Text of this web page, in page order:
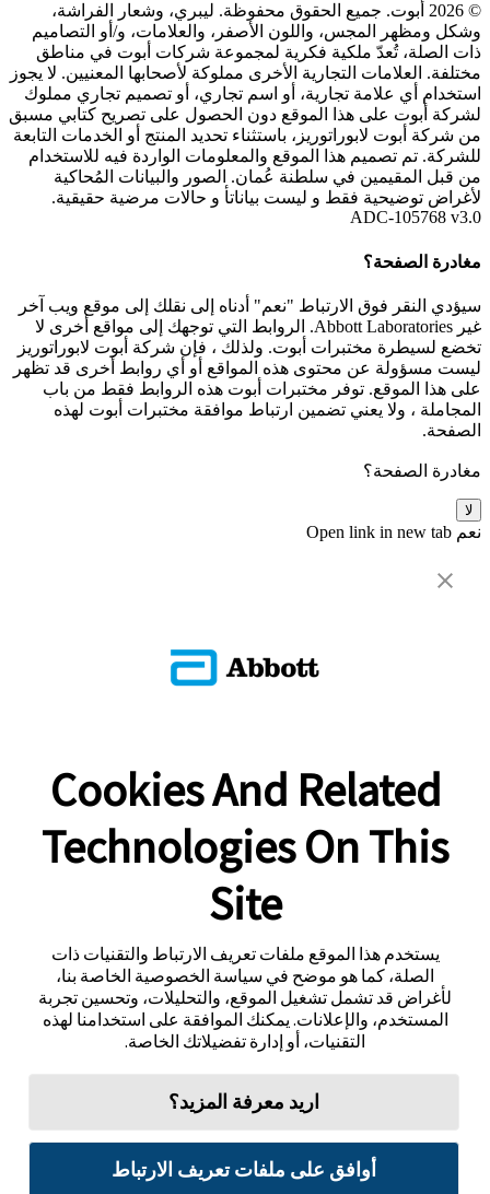
© 2026 أبوت. جميع الحقوق محفوظة. ليبري، وشعار الفراشة،
وشكل ومظهر المجس، واللون الأصفر، والعلامات، و/أو التصاميم
ذات الصلة، تُعدّ ملكية فكرية لمجموعة شركات أبوت في مناطق
مختلفة. العلامات التجارية الأخرى مملوكة لأصحابها المعنيين. لا يجوز
استخدام أي علامة تجارية، أو اسم تجاري، أو تصميم تجاري مملوك
لشركة أبوت على هذا الموقع دون الحصول على تصريح كتابي مسبق
من شركة أبوت لابوراتوريز، باستثناء تحديد المنتج أو الخدمات التابعة
للشركة. تم تصميم هذا الموقع والمعلومات الواردة فيه للاستخدام
من قبل المقيمين في سلطنة عُمان. الصور والبيانات المُحاكية
لأغراض توضيحية فقط و ليست بياناتأ و حالات مرضية حقيقية.
ADC-105768 v3.0
مغادرة الصفحة؟
سيؤدي النقر فوق الارتباط "نعم" أدناه إلى نقلك إلى موقع ويب آخر
غير Abbott Laboratories. الروابط التي توجهك إلى مواقع أخرى لا
تخضع لسيطرة مختبرات أبوت. ولذلك ، فإن شركة أبوت لابوراتوريز
ليست مسؤولة عن محتوى هذه المواقع أو أي روابط أخرى قد تظهر
على هذا الموقع. توفر مختبرات أبوت هذه الروابط فقط من باب
المجاملة ، ولا يعني تضمين ارتباط موافقة مختبرات أبوت لهذه
الصفحة.
مغادرة الصفحة؟
لا
نعم Open link in new tab
Cookies And Related
Technologies On This
Site
يستخدم هذا الموقع ملفات تعريف الارتباط والتقنيات ذات
الصلة، كما هو موضح في سياسة الخصوصية الخاصة بنا،
لأغراض قد تشمل تشغيل الموقع، والتحليلات، وتحسين تجربة
المستخدم، والإعلانات. يمكنك الموافقة على استخدامنا لهذه
التقنيات، أو إدارة تفضيلاتك الخاصة.
اريد معرفة المزيد؟
أوافق على ملفات تعريف الارتباط